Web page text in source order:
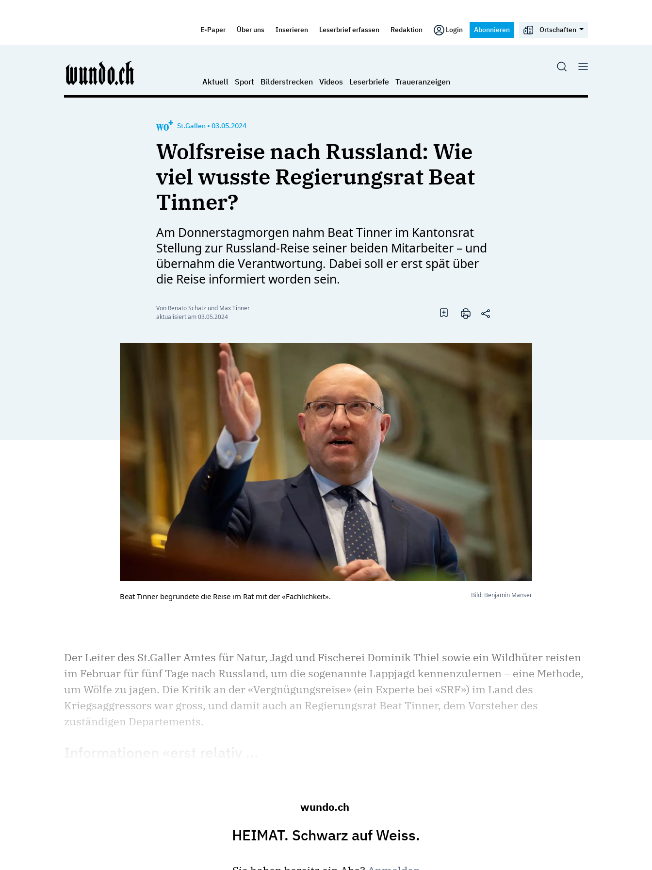
E-Paper Über uns Inserieren Leserbrief erfassen Redaktion Login Abonnieren Ortschaften
Aktuell Sport Bilderstrecken Videos Leserbriefe Traueranzeigen
St.Gallen • 03.05.2024
Wolfsreise nach Russland: Wie
viel wusste Regierungsrat Beat
Tinner?
Am Donnerstagmorgen nahm Beat Tinner im Kantonsrat
Stellung zur Russland-Reise seiner beiden Mitarbeiter – und
übernahm die Verantwortung. Dabei soll er erst spät über
die Reise informiert worden sein.
Von Renato Schatz und Max Tinner
aktualisiert am03.05.2024
Beat Tinner begründete die Reise im Rat mit der «Fachlichkeit». Bild: Benjamin Manser
Der Leiter des St.Galler Amtes für Natur, Jagd und Fischerei Dominik Thiel sowie ein Wildhüter reisten
im Februar für fünf Tage nach Russland, um die sogenannte Lappjagd kennenzulernen – eine Methode,
um Wölfe zu jagen. Die Kritik an der «Vergnügungsreise» (ein Experte bei «SRF») im Land des
Kriegsaggressors war gross, und damit auch an Regierungsrat Beat Tinner, dem Vorsteher des
zuständigen Departements.
wundo.ch
HEIMAT. Schwarz auf Weiss.